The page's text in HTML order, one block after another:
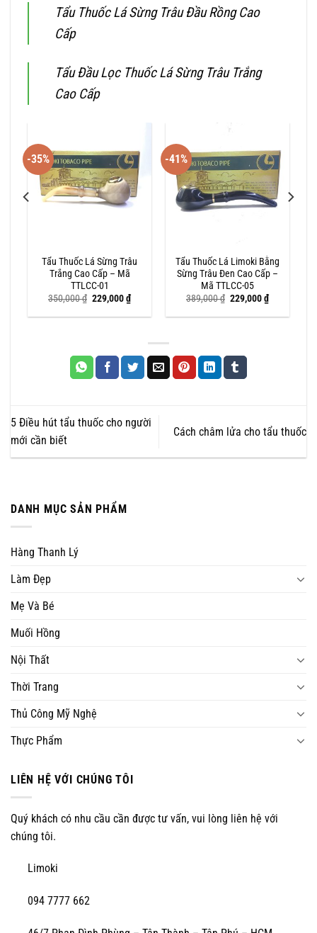
Tẩu Thuốc Lá Sừng Trâu Đầu Rồng Cao
Cấp
Tẩu Đầu Lọc Thuốc Lá Sừng Trâu Trắng
Cao Cấp
-35%
Tẩu Thuốc Lá Sừng Trâu
Trắng Cao Cấp – Mã
TTLCC-01
350,000₫ Giá
là:
229,000₫Giá
hiện
tại
-41%
Tẩu Thuốc Lá Limoki Bằng
Sừng Trâu Đen Cao Cấp –
Mã TTLCC-05
389,000₫ Giá
là:
229,000₫Giá
hiện
tại
5 Điều hút tẩu thuốc cho người
mới cần biết
Cách châm lửa cho tẩu thuốc
DANH MỤC SẢN PHẨM
Hàng Thanh Lý
Làm Đẹp
Mẹ Và Bé
Muối Hồng
Nội Thất
Thời Trang
Thủ Công Mỹ Nghệ
Thực Phẩm
LIÊN HỆ VỚI CHÚNG TÔI
Quý khách có nhu cầu cần được tư vấn, vui lòng liên hệ với
chúng tôi.
Limoki
094 7777 662